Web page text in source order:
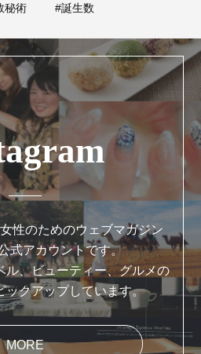
秘術 #誕生数
性のためのウェブマガジン
式アカウントです。
ル、ビューティー、グルメの
ックアップしています。
MORE